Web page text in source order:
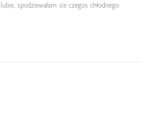
spodziewałam sie czegos chłodnego